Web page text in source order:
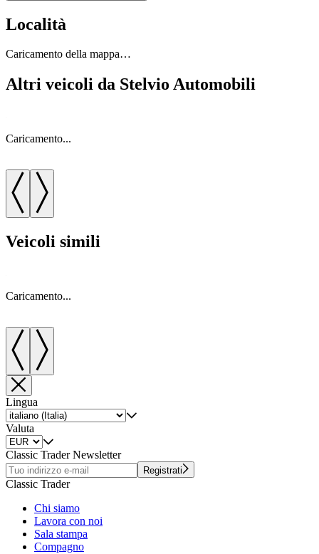
Località
Caricamento della mappa…
Altri veicoli da Stelvio Automobili
Caricamento...
Veicoli simili
Caricamento...
Lingua
Valuta
Classic Trader Newsletter
Registrati
Classic Trader
Chi siamo
Lavora con noi
Sala stampa
Compagno